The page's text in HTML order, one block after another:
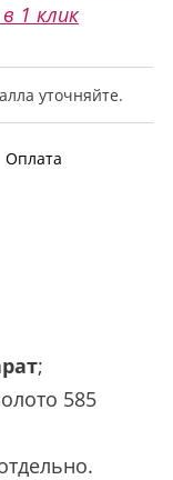
1 клик
уточняйте.
Оплата
;
585